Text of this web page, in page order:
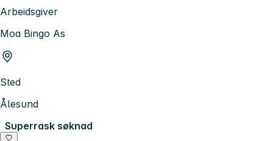
Arbeidsgiver
Moa Bingo As
Sted
Ålesund
Superrask søknad